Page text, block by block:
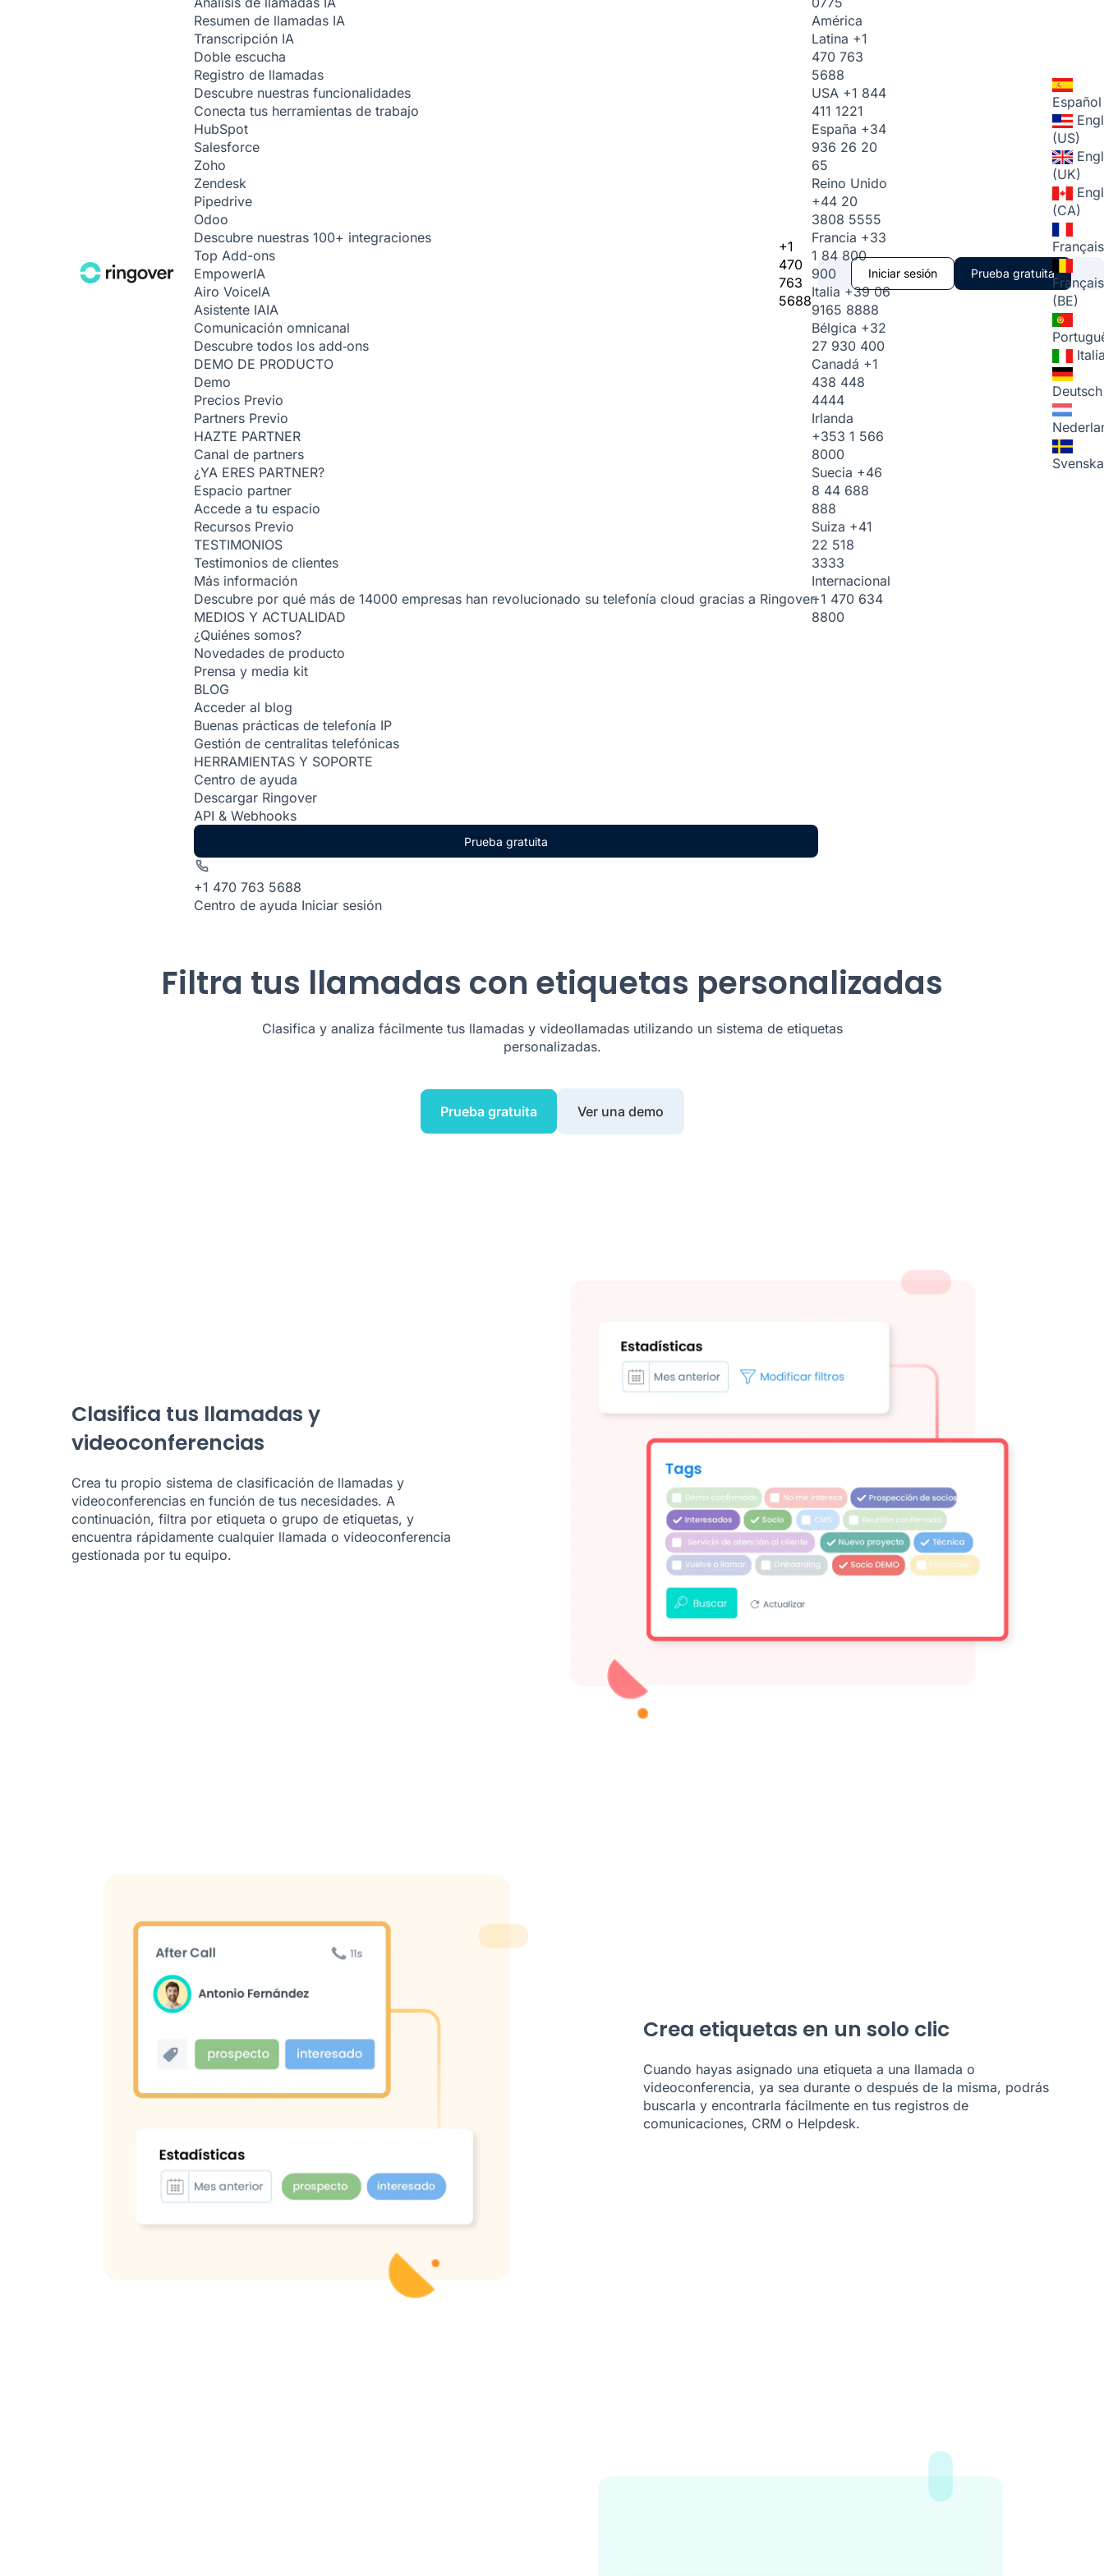
Resumen de llamadas IA
Transcripción IA
Doble escucha
Registro de llamadas
Descubre nuestras funcionalidades
Conecta tus herramientas de trabajo
HubSpot
Salesforce
Zoho
Zendesk
Pipedrive
Odoo
Descubre nuestras 100+ integraciones
Top Add-ons
EmpowerIA
Airo VoiceIA
Asistente IAIA
Comunicación omnicanal
Descubre todos los add‑ons
DEMO DE PRODUCTO
Demo
Precios Previo
Partners Previo
HAZTE PARTNER
Canal de partners
¿YA ERES PARTNER?
Espacio partner
Accede a tu espacio
Recursos Previo
TESTIMONIOS
Testimonios de clientes
Más información
Descubre por qué más de 14000 empresas han revolucionado su telefonía cloud gracias a Ringover.
MEDIOS Y ACTUALIDAD
¿Quiénes somos?
Novedades de producto
Prensa y media kit
BLOG
Acceder al blog
Buenas prácticas de telefonía IP
Gestión de centralitas telefónicas
HERRAMIENTAS Y SOPORTE
Centro de ayuda
Descargar Ringover
API & Webhooks
Prueba gratuita
+1 470 763 5688
Centro de ayuda Iniciar sesión
+1
470
763
5688
América
Latina +1
470 763
5688
USA +1 844
411 1221
España +34
936 26 20
65
Reino Unido
+44 20
3808 5555
Francia +33
1 84 800
900
Italia +39 06
9165 8888
Bélgica +32
27 930 400
Canadá +1
438 448
4444
Irlanda
+353 1 566
8000
Suecia +46
8 44 688
888
Suiza +41
22 518
3333
Internacional
+1 470 634
8800
Iniciar sesión Prueba gratuita
Español
(US)
(UK)
(CA)
Français
Français
(BE)
Deutsch
Svenska
Filtra tus llamadas con etiquetas personalizadas
Clasifica y analiza fácilmente tus llamadas y videollamadas utilizando un sistema de etiquetas
personalizadas.
Prueba gratuita Ver una demo
Clasifica tus llamadas y
videoconferencias
Crea tu propio sistema de clasificación de llamadas y
videoconferencias en función de tus necesidades. A
continuación, filtra por etiqueta o grupo de etiquetas, y
encuentra rápidamente cualquier llamada o videoconferencia
gestionada por tu equipo.
Crea etiquetas en un solo clic
Cuando hayas asignado una etiqueta a una llamada o
videoconferencia, ya sea durante o después de la misma, podrás
buscarla y encontrarla fácilmente en tus registros de
comunicaciones, CRM o Helpdesk.